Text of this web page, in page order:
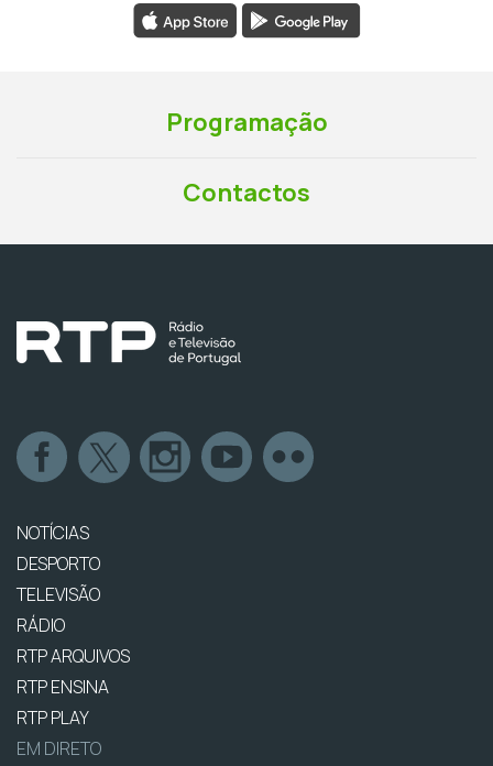
Programação
Contactos
NOTÍCIAS
DESPORTO
TELEVISÃO
RÁDIO
RTP ARQUIVOS
RTP ENSINA
RTP PLAY
EM DIRETO